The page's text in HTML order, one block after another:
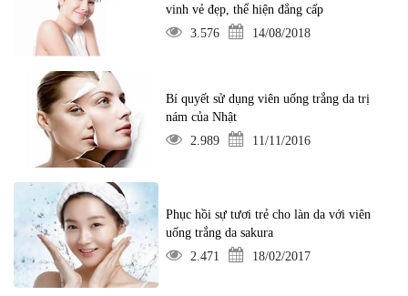
vinh vẻ đẹp, thể hiện đẳng cấp
3.576
14/08/2018
Bí quyết sử dụng viên uống trắng da trị
nám của Nhật
2.989
11/11/2016
Phục hồi sự tươi trẻ cho làn da với viên
uống trắng da sakura
2.471
18/02/2017